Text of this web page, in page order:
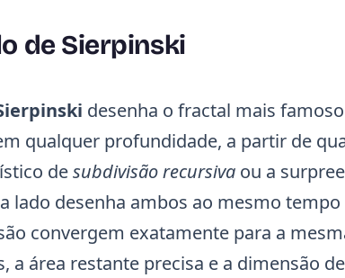
de Sierpinski
desenha o fractal mais
qualquer profundidade, a partir de
desubdivisão recursiva ou a
lado desenha ambos ao mesmo
convergem exatamente para a
a área restante precisa e a dimensão